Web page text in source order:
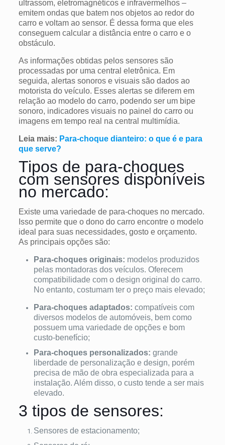
ultrassom, eletromagnéticos e infravermelhos –
emitem ondas que batem nos objetos ao redor do
carro e voltam ao sensor. É dessa forma que eles
conseguem calcular a distância entre o carro e o
obstáculo.
As informações obtidas pelos sensores são
processadas por uma central eletrônica. Em
seguida, alertas sonoros e visuais são dados ao
motorista do veículo. Esses alertas se diferem em
relação ao modelo do carro, podendo ser um bipe
sonoro, indicadores visuais no painel do carro ou
imagens em tempo real na central multimídia.
Leia mais: Para-choque dianteiro: o que é e para
que serve?
Tipos de para-choques
com sensores disponíveis
no mercado:
Existe uma variedade de para-choques no mercado.
Isso permite que o dono do carro encontre o modelo
ideal para suas necessidades, gosto e orçamento.
As principais opções são:
Para-choques originais: modelos produzidos
pelas montadoras dos veículos. Oferecem
compatibilidade com o design original do carro.
No entanto, costumam ter o preço mais elevado;
Para-choques adaptados: compatíveis com
diversos modelos de automóveis, bem como
possuem uma variedade de opções e bom
custo-benefício;
Para-choques personalizados: grande
liberdade de personalização e design, porém
precisa de mão de obra especializada para a
instalação. Além disso, o custo tende a ser mais
elevado.
3 tipos de sensores:
Sensores de estacionamento;